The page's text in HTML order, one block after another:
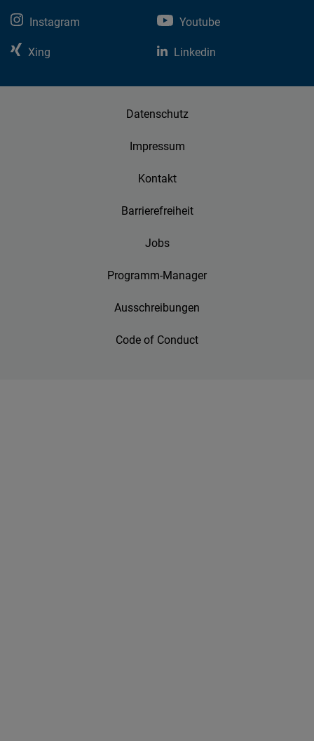
Instagram
Youtube
Xing
Linkedin
Datenschutz
Impressum
Kontakt
Barrierefreiheit
Jobs
Programm-Manager
Ausschreibungen
Code of Conduct